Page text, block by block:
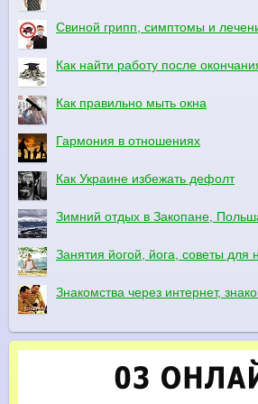
Свиной грипп, симптомы и
Как найти работу после
Как правильно мыть окна
Гармония в отношениях
Как Украине избежать дефолт
Зимний отдых в Закопане,
Занятия йогой, йога, советы
Знакомства через интернет,